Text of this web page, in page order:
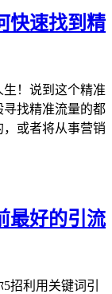
快速找到精
！说到这个精准
找精准流量的都
或者将从事营销
最好的引流
招利用关键词引